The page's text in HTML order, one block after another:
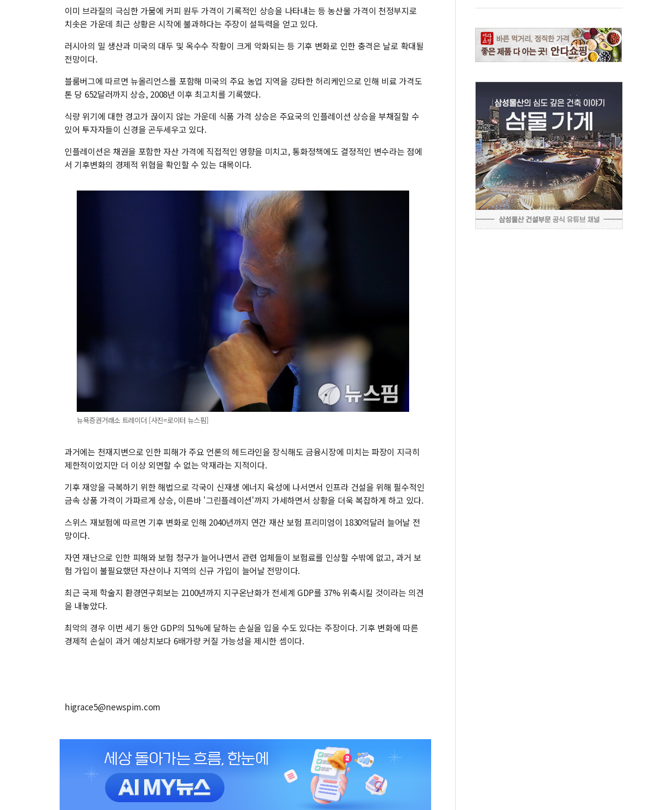
이미 브라질의 극심한 가뭄에 커피 원두 가격이 기록적인 상승을 나타내는 등 농산물 가격이 천정부지로
치솟은 가운데 최근 상황은 시작에 불과하다는 주장이 설득력을 얻고 있다.
러시아의 밀 생산과 미국의 대두 및 옥수수 작황이 크게 악화되는 등 기후 변화로 인한 충격은 날로 확대될
전망이다.
블룸버그에 따르면 뉴올리언스를 포함해 미국의 주요 농업 지역을 강타한 허리케인으로 인해 비료 가격도
톤 당 652달러까지 상승, 2008년 이후 최고치를 기록했다.
식량 위기에 대한 경고가 끊이지 않는 가운데 식품 가격 상승은 주요국의 인플레이션 상승을 부채질할 수
있어 투자자들이 신경을 곤두세우고 있다.
인플레이션은 채권을 포함한 자산 가격에 직접적인 영향을 미치고, 통화정책에도 결정적인 변수라는 점에
서 기후변화의 경제적 위협을 확인할 수 있는 대목이다.
뉴욕증권거래소 트레이더 [사진=로이터 뉴스핌]
과거에는 천재지변으로 인한 피해가 주요 언론의 헤드라인을 장식해도 금융시장에 미치는 파장이 지극히
제한적이었지만 더 이상 외면할 수 없는 악재라는 지적이다.
기후 재앙을 극복하기 위한 해법으로 각국이 신재생 에너지 육성에 나서면서 인프라 건설을 위해 필수적인
금속 상품 가격이 가파르게 상승, 이른바 '그린플레이션'까지 가세하면서 상황을 더욱 복잡하게 하고 있다.
스위스 재보험에 따르면 기후 변화로 인해 2040년까지 연간 재산 보험 프리미엄이 1830억달러 늘어날 전
망이다.
자연 재난으로 인한 피해와 보험 청구가 늘어나면서 관련 업체들이 보험료를 인상할 수밖에 없고, 과거 보
험 가입이 불필요했던 자산이나 지역의 신규 가입이 늘어날 전망이다.
최근 국제 학술지 환경연구회보는 2100년까지 지구온난화가 전세계 GDP를 37% 위축시킬 것이라는 의견
을 내놓았다.
최악의 경우 이번 세기 동안 GDP의 51%에 달하는 손실을 입을 수도 있다는 주장이다. 기후 변화에 따른
경제적 손실이 과거 예상치보다 6배가량 커질 가능성을 제시한 셈이다.
higrace5@newspim.com